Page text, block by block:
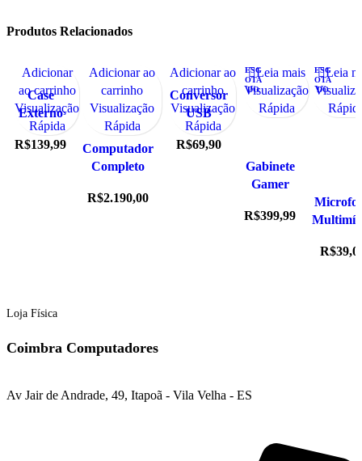
Produtos Relacionados
Case
Externo
para
SSD M.2
R$139,99
Adicionar
ao carrinho
Visualização
Rápida
Computador
Completo
4Gb Ram –
R$2.190,00
Adicionar ao
carrinho
Visualização
Rápida
Conversor
USB
Type-C
para Rede
R$69,90
Adicionar ao
carrinho
Visualização
Rápida
ESG
OTA
DO
Gabinete
Gamer
Tower
R$399,99
Leia mais
Visualização
Rápida
ESG
OTA
DO
Tomate
R$
Leia
Loja Física
Coimbra Computadores
Av Jair de Andrade, 49, Itapoã - Vila Velha - ES